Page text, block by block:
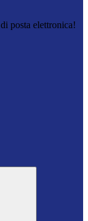
posta elettronica!